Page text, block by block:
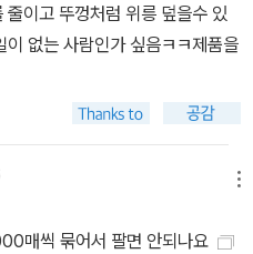
이고 뚜껑처럼 위릉 덮을수 있
없는 사람인가 싶음ㅋㅋ제품을
매씩 묶어서 팔면 안되나요